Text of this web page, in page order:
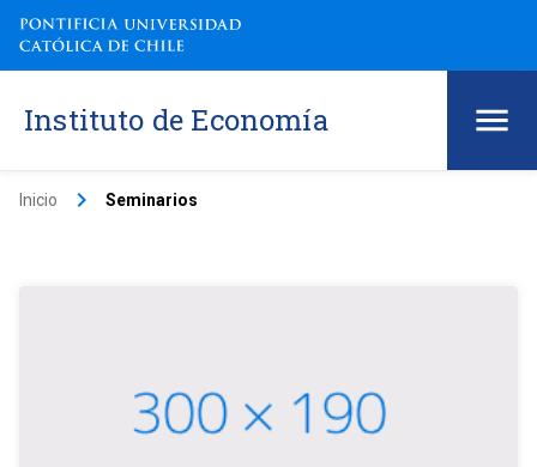
Instituto de Economía
Inicio keyboard_arrow_right Seminarios